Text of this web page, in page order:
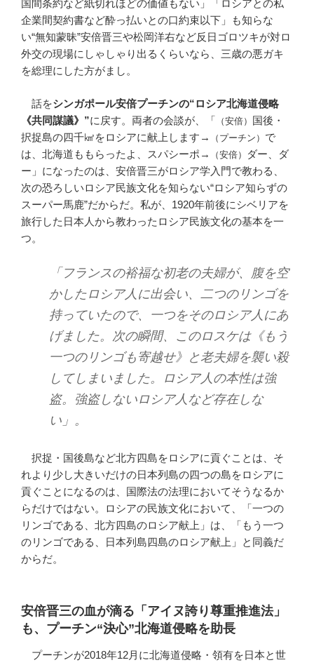
国間条約など紙切れほどの価値もない」「ロシアとの私
企業間契約書など酔っ払いとの口約束以下」も知らな
い“無知蒙昧”安倍晋三や松岡洋右など反日ゴロツキが対ロ
外交の現場にしゃしゃり出るくらいなら、三歳の悪ガキ
を総理にした方がまし。
話をシンガポール安倍プーチンの“ロシア北海道侵略
《共同謀議》”に戻す。両者の会談が、「 （安倍） 国後・
択捉島の四千㎢をロシアに献上します→
（プーチン） で
は、北海道ももらったよ、スパシーポ→
（安倍）
ダー、ダ
ー」になったのは、安倍晋三がロシア学入門で教わる、
次の恐ろしいロシア民族文化を知らない“ロシア知らずの
スーパー馬鹿”だからだ。私が、1920年前後にシベリアを
旅行した日本人から教わったロシア民族文化の基本を一
つ。
「フランスの裕福な初老の夫婦が、腹を空
かしたロシア人に出会い、二つのリンゴを
持っていたので、一つをそのロシア人にあ
げました。次の瞬間、このロスケは《もう
一つのリンゴも寄越せ》と老夫婦を襲い殺
してしまいました。ロシア人の本性は強
盗。強盗しないロシア人など存在しな
い」。
択捉・国後島など北方四島をロシアに貢ぐことは、そ
れより少し大きいだけの日本列島の四つの島をロシアに
貢ぐことになるのは、国際法の法理においてそうなるか
らだけではない。ロシアの民族文化において、「一つの
リンゴである、北方四島のロシア献上」は、「もう一つ
のリンゴである、日本列島四島のロシア献上」と同義だ
からだ。
安倍晋三の血が滴る「アイヌ誇り尊重推進法」
も、プーチン“決心”北海道侵略を助長
プーチンが2018年12月に北海道侵略・領有を日本と世